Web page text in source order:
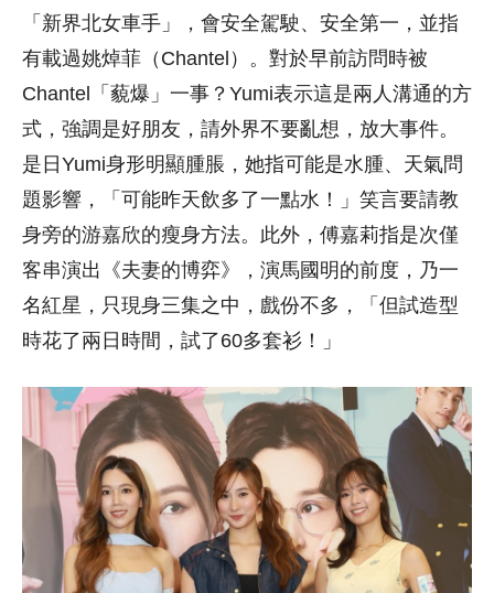
「新界北女車手」，會安全駕駛、安全第一，並指
有載過姚焯菲（Chantel）。對於早前訪問時被
Chantel「藐爆」一事？Yumi表示這是兩人溝通的方
式，強調是好朋友，請外界不要亂想，放大事件。
是日Yumi身形明顯腫脹，她指可能是水腫、天氣問
題影響，「可能昨天飲多了一點水！」笑言要請教
身旁的游嘉欣的瘦身方法。此外，傅嘉莉指是次僅
客串演出《夫妻的博弈》，演馬國明的前度，乃一
名紅星，只現身三集之中，戲份不多，「但試造型
時花了兩日時間，試了60多套衫！」